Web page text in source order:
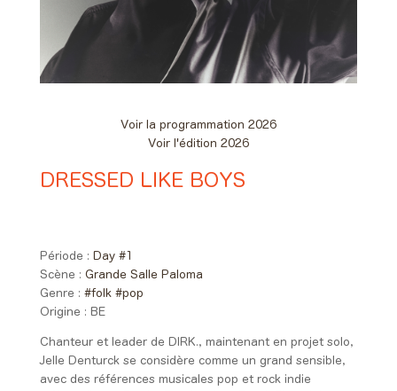
Voir la programmation 2026
Voir l'édition 2026
DRESSED LIKE BOYS
Période : Day #1
Scène : Grande Salle Paloma
Genre : #folk #pop
Origine : BE
Chanteur et leader de DIRK., maintenant en projet solo,
Jelle Denturck se considère comme un grand sensible,
avec des références musicales pop et rock indie